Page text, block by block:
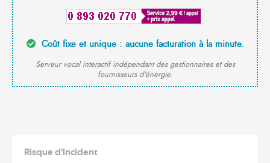
Coût fixe et unique : aucune facturation à la minute.
Serveur vocal interactif indépendant des gestionnaires et des
fournisseurs d'énergie.
Risque d'incident